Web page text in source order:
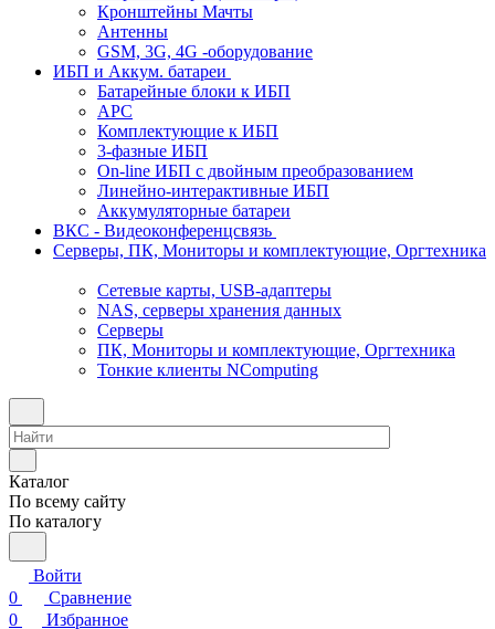
Кронштейны Мачты
Антенны
GSM, 3G, 4G -оборудование
ИБП и Аккум. батареи
Батарейные блоки к ИБП
APC
Комплектующие к ИБП
3-фазные ИБП
On-line ИБП с двойным преобразованием
Линейно-интерактивные ИБП
Аккумуляторные батареи
ВКС - Видеоконференцсвязь
Серверы, ПК, Мониторы и комплектующие, Оргтехника
Сетевые карты, USB-адаптеры
NAS, серверы хранения данных
Серверы
ПК, Мониторы и комплектующие, Оргтехника
Тонкие клиенты NComputing
Каталог
По всему сайту
По каталогу
Войти
0
Сравнение
0
Избранное